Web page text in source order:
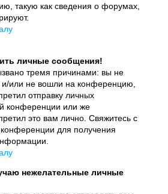
такую как сведения о форумах,
личные сообщения!
тремя причинами: вы не
и/или не вошли на конференцию,
отправку личных
конференции или же
это вам лично. Свяжитесь с
для получения
нежелательные личные